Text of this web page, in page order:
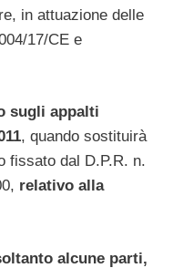
in attuazione delle
17/CE e
sugli appalti
, quando sostituirà
fissato dal D.P.R. n.
relativo alla
alcune parti,